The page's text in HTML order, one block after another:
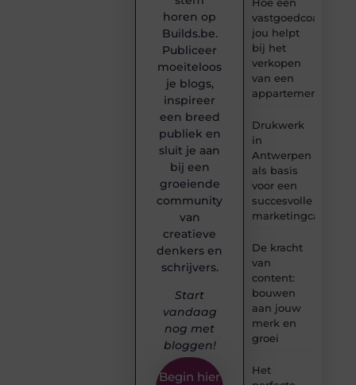
vastgoedcoach
jou helpt
bij het
verkopen
van een
appartement
Drukwerk
in
Antwerpen
als basis
voor een
succesvolle
De kracht
van
content:
bouwen
aan jouw
merk en
groei
Het
horen op
Builds.be.
Publiceer
moeiteloos
je blogs,
inspireer
een breed
publiek en
sluit je aan
bij een
groeiende
community
van
creatieve
denkers en
schrijvers.
Start
vandaag
nog met
bloggen!
Begin hier